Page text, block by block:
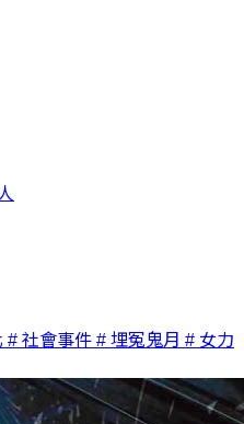
# 社會事件 # 埋冤鬼月 # 女力